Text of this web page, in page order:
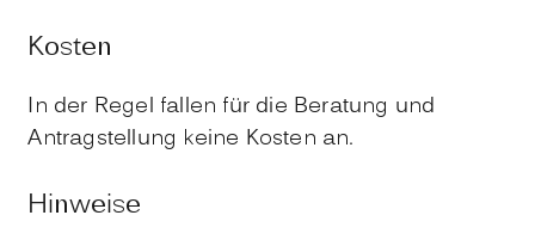
Kosten
In der Regel fallen für die Beratung und
Antragstellung keine Kosten an.
Hinweise